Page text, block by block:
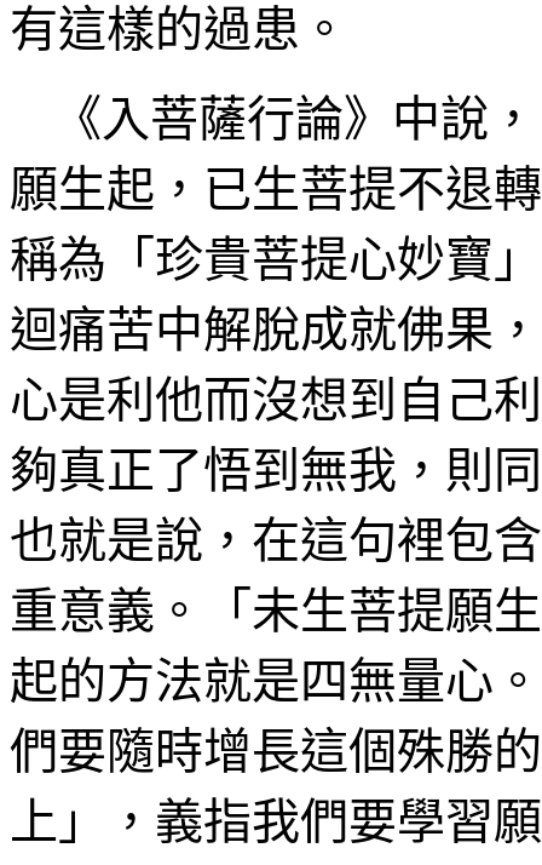
有這樣的過患 。
《入菩薩行論》中說
願生起，已生菩提不退
稱為「珍貴菩提心妙寶
迴痛苦中解脫成就佛果
心是利他而沒想到自己
夠真正了悟到無我，則
也就是說，在這句裡包
重意義。「未生菩提願
起的方法就是四無量心
們要隨時增長這個殊勝
上」，義指我們要學習